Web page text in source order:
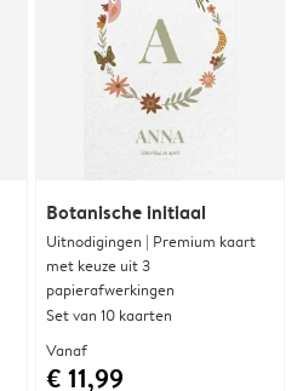
Botanische initiaal
Uitnodigingen | Premium kaart
met keuze uit 3
papierafwerkingen
Set van 10 kaarten
Vanaf
€ 11,99